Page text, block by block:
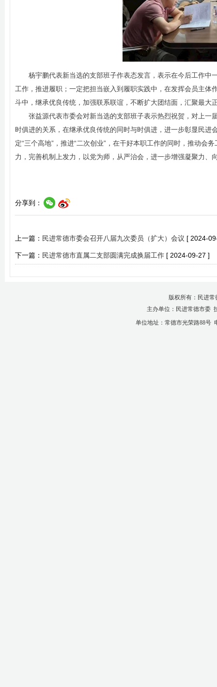
杨宇鹏代表新当选的支部班子作表态发言，表示在今后工作
工作，推进履职；一定把担当嵌入到履职实践中，在发挥会员主
斗中，继承优良传统，加强联系联谊，不断扩大团结面，汇聚最大
张益源代表市委会对新当选的支部班子表示热烈祝贺，对上
时俱进的关系，在继承优良传统的同时与时俱进，进一步彰显民
定“三个高地”，推进“二次创业”，在干好本职工作的同时，推动
力，完善机制上发力，以党为师，从严治会，进一步增强凝聚力、
分享到：
上一篇： 民进常德市委会召开八届九次委员（扩大）会议 [ 2024-
下一篇： 民进常德市直属二支部圆满完成换届工作 [ 2024-09-27 ]
版权所有：民进
主办单位：民进常德市委
单位地址：常德市光荣路88号